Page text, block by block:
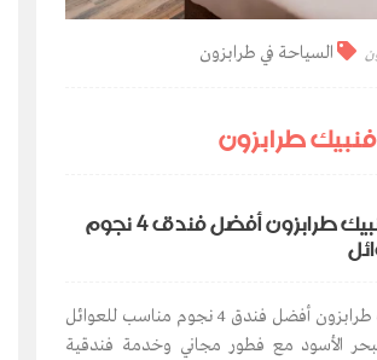
السياحة في طرابزون
طرابزون
فندق موفنبيك طرابزون أفضل فندق 4 نجوم
فندق موفنبيك طرابزون أفضل فندق 4 نجوم مناسب للعوائل
الأسود مع فطور مجاني وخدمة فندقية